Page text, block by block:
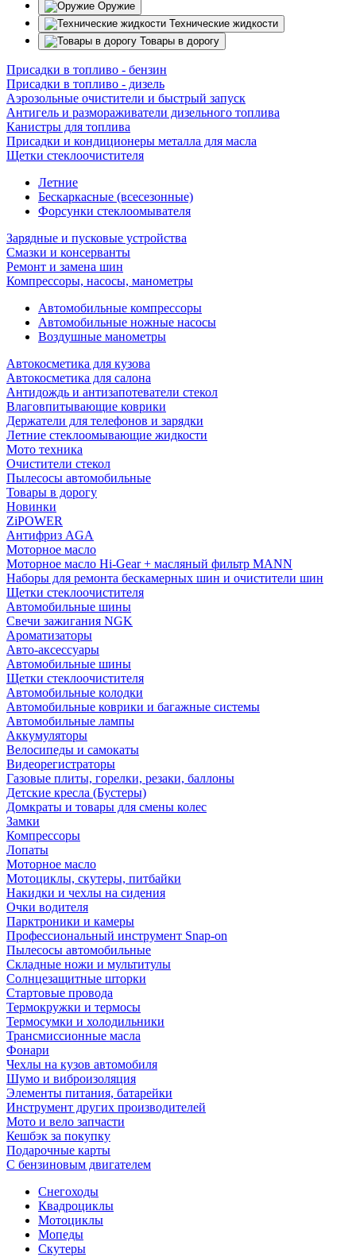
Оружие
Технические жидкости
Товары в дорогу
Присадки в топливо - бензин
Присадки в топливо - дизель
Аэрозольные очистители и быстрый запуск
Антигель и размораживатели дизельного топлива
Канистры для топлива
Присадки и кондиционеры металла для масла
Щетки стеклоочистителя
Летние
Бескаркасные (всесезонные)
Форсунки стеклоомывателя
Зарядные и пусковые устройства
Смазки и консерванты
Ремонт и замена шин
Компрессоры, насосы, манометры
Автомобильные компрессоры
Автомобильные ножные насосы
Воздушные манометры
Автокосметика для кузова
Автокосметика для салона
Антидождь и антизапотеватели стекол
Влаговпитывающие коврики
Держатели для телефонов и зарядки
Летние стеклоомывающие жидкости
Мото техника
Очистители стекол
Пылесосы автомобильные
Товары в дорогу
Новинки
ZiPOWER
Антифриз AGA
Моторное масло
Моторное масло Hi-Gear + масляный фильтр MANN
Наборы для ремонта бескамерных шин и очистители шин
Щетки стеклоочистителя
Автомобильные шины
Свечи зажигания NGK
Ароматизаторы
Авто-аксессуары
Автомобильные шины
Щетки стеклоочистителя
Автомобильные колодки
Автомобильные коврики и багажные системы
Автомобильные лампы
Аккумуляторы
Велосипеды и самокаты
Видеорегистраторы
Газовые плиты, горелки, резаки, баллоны
Детские кресла (Бустеры)
Домкраты и товары для смены колес
Замки
Компрессоры
Лопаты
Моторное масло
Мотоциклы, скутеры, питбайки
Накидки и чехлы на сидения
Очки водителя
Парктроники и камеры
Профессиональный инструмент Snap-on
Пылесосы автомобильные
Складные ножи и мультитулы
Солнцезащитные шторки
Стартовые провода
Термокружки и термосы
Термосумки и холодильники
Трансмиссионные масла
Фонари
Чехлы на кузов автомобиля
Шумо и виброизоляция
Элементы питания, батарейки
Инструмент других производителей
Мото и вело запчасти
Кешбэк за покупку
Подарочные карты
С бензиновым двигателем
Снегоходы
Квадроциклы
Мотоциклы
Мопеды
Скутеры